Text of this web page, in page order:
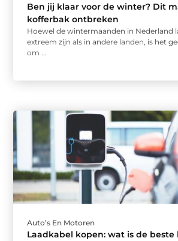
Ben jij klaar voor de winter? Dit
kofferbak ontbreken
Hoewel de wintermaanden in Nederland
extreem zijn als in andere landen, is het
om ...
Auto’s En Motoren
Laadkabel kopen: wat is de beste